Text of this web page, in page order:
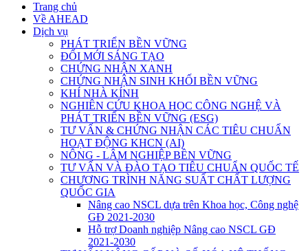
Trang chủ
Về AHEAD
Dịch vụ
PHÁT TRIỂN BỀN VỮNG
ĐỔI MỚI SÁNG TẠO
CHỨNG NHẬN XANH
CHỨNG NHẬN SINH KHỐI BỀN VỮNG
KHÍ NHÀ KÍNH
NGHIÊN CỨU KHOA HỌC CÔNG NGHỆ VÀ
PHÁT TRIỂN BỀN VỮNG (ESG)
TƯ VẤN & CHỨNG NHẬN CÁC TIÊU CHUẨN
HOẠT ĐỘNG KHCN (AI)
NÔNG - LÂM NGHIỆP BỀN VỮNG
TƯ VẤN VÀ ĐÀO TẠO TIÊU CHUẨN QUỐC TẾ
CHƯƠNG TRÌNH NĂNG SUẤT CHẤT LƯỢNG
QUỐC GIA
Nâng cao NSCL dựa trên Khoa học, Công nghệ
GĐ 2021-2030
Hỗ trợ Doanh nghiệp Nâng cao NSCL GĐ
2021-2030